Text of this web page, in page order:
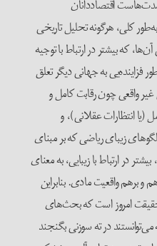
اقتصاددانان
کلی، هرگونه تحلیل تاریخی
که بیشتر در ارتباط با توجیه
فزاینده‌یی به جهانی دیگر تعلق
واقعی‌ چون رقابت کامل و
انتظارات عقلانی)، و
زیبای ریاضی که بر مبنای
در ارتباط با زیبایی، به معنای
برهم واقعیت مادی. بنا‌براین
حقیقت امروز است که بحث‌های
در ته سوزنی بگنجند